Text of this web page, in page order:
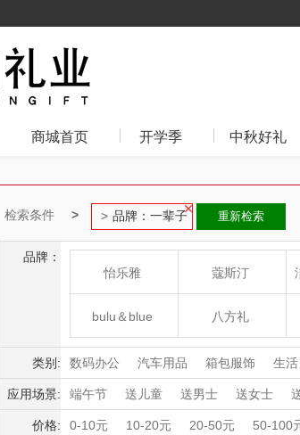
商城首页 开学季 中秋好礼
检索条件 品牌：一辈子 重新检索
品牌：
怡乐雅
蔻斯汀
bulu＆blue 八方礼
新秀丽 夏普SHARP
momo（杯壶） 大嘴猴（杯壶厨具
类别: 数码办公 汽车用品 箱包服饰 生活
母婴玩具
收藏工艺 鲜花绿植
应用场景: 端午节 送儿童 送男士 送女士
积分礼品
周年庆礼品 春游踏青 开
价格: 0-10元 10-20元 20-50元 50-100